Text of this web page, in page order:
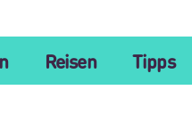
Reisen Tipps